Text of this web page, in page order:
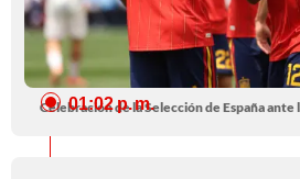
Celebración de la Selección de España
01:02 p. m.